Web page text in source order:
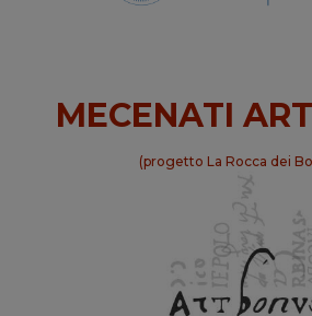
MECENATI
(progetto La Rocca dei